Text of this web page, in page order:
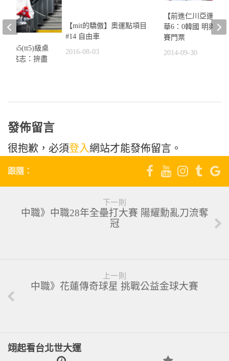
【mit的驕傲】奧運點項目
#14 自由車
2016-08-03
【前進仁川亞運】
華6：0韓國 明與日
賽門票
2014-09-30
奪ms5(tt5)級桌
程銘志：拚盡
發佈留言
很抱歉，必須登入網站才能發佈留言。
跟隨：
下一則
中職》中職28年全壘打大賽 陽耀勳亂刀流奪
冠
上一則
中職》花蓮傳奇球星 挑戰公益金球大賽
翊起看台北世大運